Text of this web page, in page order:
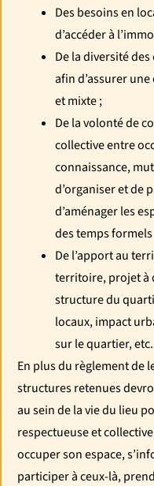
Des besoins en
d’accéder à
De la diversité
afin d’assurer
et mixte ;
De la volonté de
collective entre
connaissance,
d’organiser et de
d’aménager les
des temps
De l’apport au
territoire, projet à
structure du
locaux, impact
sur le quartier, etc.
En plus du règlement de
structures retenues
au sein de la vie du lieu
respectueuse et
occuper son espace,
participer à ceux-là,